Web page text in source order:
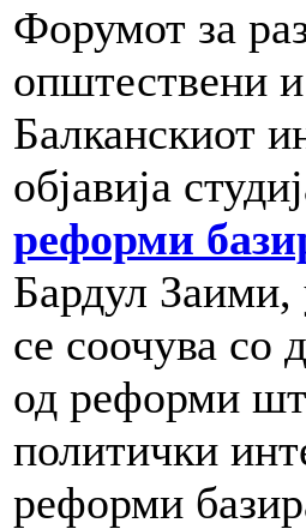
Форумот за
општествени
Балканскиот
објавија
реформи
Бардул Заими,
се соочува со
од реформи
политички
реформи